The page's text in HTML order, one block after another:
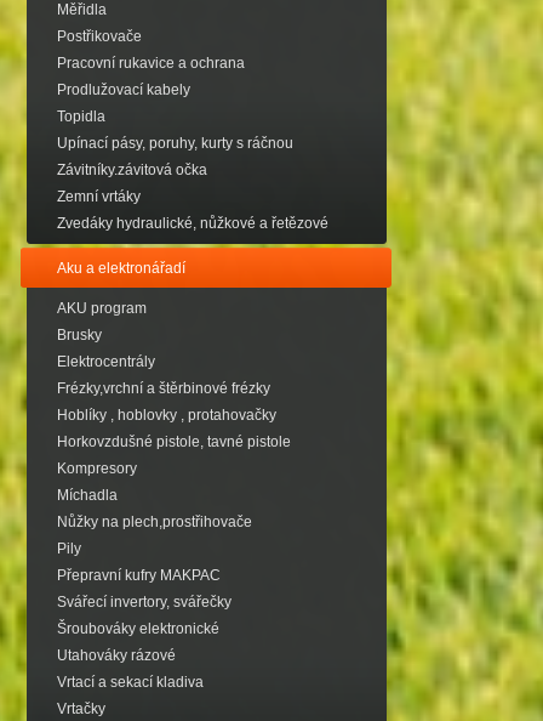
Měřidla
Postřikovače
Pracovní rukavice a ochrana
Prodlužovací kabely
Topidla
Upínací pásy, poruhy, kurty s ráčnou
Závitníky.závitová očka
Zemní vrtáky
Zvedáky hydraulické, nůžkové a řetězové
Aku a elektronářadí
AKU program
Brusky
Elektrocentrály
Frézky,vrchní a štěrbinové frézky
Hoblíky , hoblovky , protahovačky
Horkovzdušné pistole, tavné pistole
Kompresory
Míchadla
Nůžky na plech,prostřihovače
Pily
Přepravní kufry MAKPAC
Svářecí invertory, svářečky
Šroubováky elektronické
Utahováky rázové
Vrtací a sekací kladiva
Vrtačky